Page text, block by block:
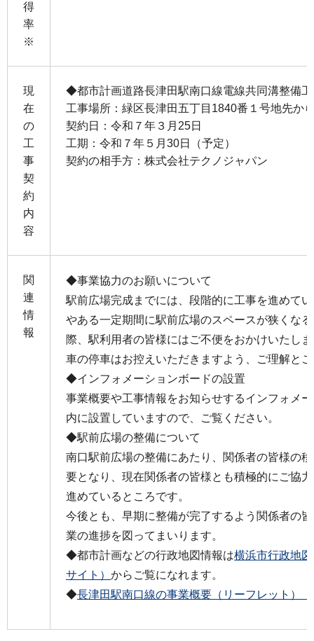
得
率
※
現
在
の
工
事
契
約
内
容
◆都市計画道路長津田駅南口線電線共同溝整備
工事場所：緑区長津田五丁目1840番１号地先か
契約日：令和７年３月25日
工期：令和７年５月30日（予定）
契約の相手方：株式会社テクノジャパン
関
連
情
報
◆事業協力のお願いについて
駅前広場完成までには、段階的に工事を進めて
やある一定期間に駅前広場のスペースが狭くな
際、駅利用者の皆様にはご不便をおかけいたし
車の停車はお控えいただきますよう、ご理解と
◆インフォメーションボードの設置
事業概要や工事情報をお知らせするインフォメ
内に設置していますので、ご覧ください。
◆駅前広場の整備について
南口駅前広場の整備にあたり、関係者の皆様の
要となり、現在関係者の皆様とも積極的にご協
進めているところです。
今後とも、早期に整備が完了するよう関係者の
業の進捗を図ってまいります。
◆都市計画などの行政地図情報は横浜市行政地
サイト） からご覧になれます。
◆長津田駅南口線の事業概要（リーフレット）